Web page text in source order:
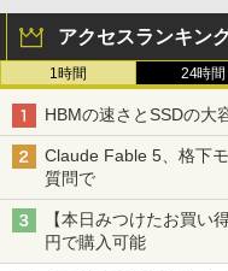
5
イ
￥
￥
アクセスランキン
1時間 24時間
HBMの速さとSSDの大
Claude Fable 5、格下
質問で
【本日みつけたお買い
円で購入可能